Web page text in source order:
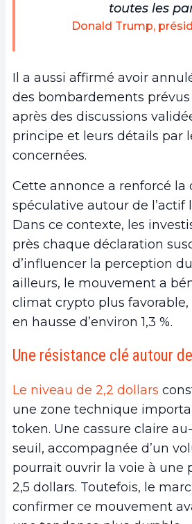
toutes les
Donald Trump,
Il a aussi affirmé avoir
des bombardements prévus
après des discussions
principe et leurs détails par
concernées.
Cette annonce a renforcé la
spéculative autour de l’actif
Dans ce contexte, les
près chaque déclaration
d’influencer la perception
ailleurs, le mouvement a
climat crypto plus favorable,
en hausse d’environ 1,3 %.
Une résistance clé autour
Le niveau de 2,2 dollars
une zone technique
token. Une cassure claire
seuil, accompagnée d’un
pourrait ouvrir la voie à une
2,5 dollars. Toutefois, le
confirmer ce mouvement